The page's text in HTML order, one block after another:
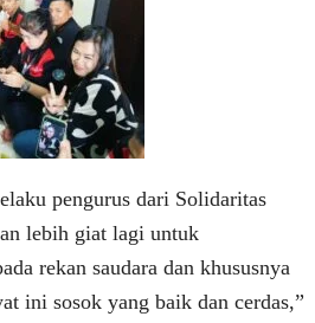
pengurus dari Solidaritas
lebih giat lagi untuk
rekan saudara dan khususnya
ini sosok yang baik dan cerdas,”